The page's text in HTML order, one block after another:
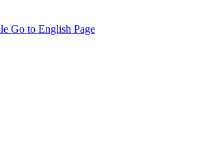
Go to English Page